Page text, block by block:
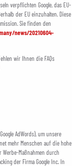
verpflichten Google, das EU-
der EU einzuhalten. Diese
Sie finden den
news/20210604-
wir Ihnen die FAQs
AdWords), um unsere
mehr Menschen auf die hohe
Werbe-Maßnahmen durch
der Firma Google Inc. In